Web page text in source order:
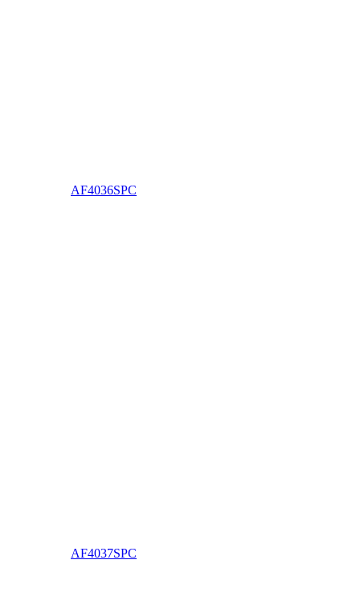
AF4036SPC
AF4037SPC